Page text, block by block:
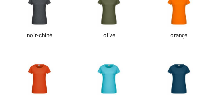
noir-chiné olive orange